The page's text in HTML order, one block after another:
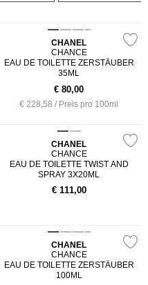
CHANEL
CHANCE
EAU DE TOILETTE ZERSTÄUBER
35ML
€ 80,00
€ 228,58 / Preis pro 100ml
CHANEL
CHANCE
EAU DE TOILETTE TWIST AND
SPRAY 3X20ML
€ 111,00
CHANEL
CHANCE
EAU DE TOILETTE ZERSTÄUBER
100ML